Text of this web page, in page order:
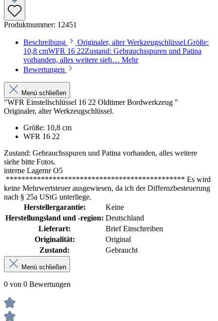
Produktnummer: 12451
Beschreibung
Originaler, alter Werkzeugschlüssel.Größe:
10,8 cmWFR 16 22Zustand: Gebrauchsspuren und Patina
vorhanden, alles weitere sieh… Mehr
Bewertungen
Menü schließen
"WFR Einstellschlüssel 16 22 Oldtimer Bordwerkzeug "
Originaler, alter Werkzeugschlüssel.
Größe: 10,8 cm
WFR 16 22
Zustand: Gebrauchsspuren und Patina vorhanden, alles weitere
siehe bitte Fotos.
interne Lagernr O5
********************************************** Es wird
keine Mehrwertsteuer ausgewiesen, da ich der Differnzbesteuerung
nach § 25a UStG unterliege.
Herstellergarantie:
Keine
Herstellungsland und -region: Deutschland
Lieferart:
Brief Einschreiben
Originalität:
Original
Zustand:
Gebraucht
Menü schließen
0 von 0 Bewertungen